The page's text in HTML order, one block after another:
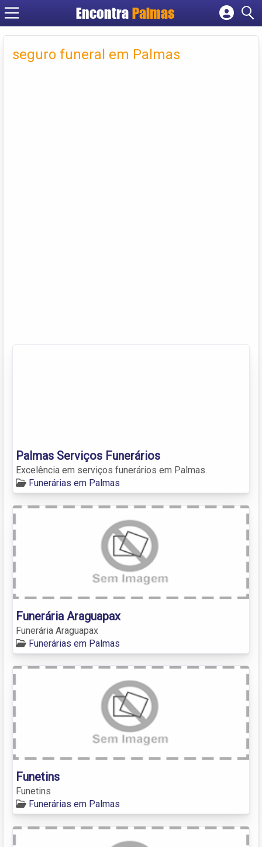
Encontra Palmas
Cadastrar empresa
Criar conta
seguro funeral em Palmas
Palmas Serviços Funerários
Excelência em serviços funerários em Palmas.
Funerárias em Palmas
Funerária Araguapax
Funerária Araguapax
Funerárias em Palmas
Funetins
Funetins
Funerárias em Palmas